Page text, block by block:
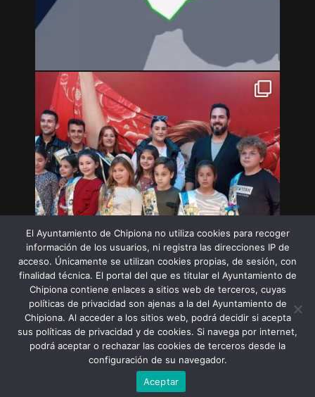
Síguenos en Instagram
El Ayuntamiento de Chipiona no utiliza cookies para recoger
información de los usuarios, ni registra las direcciones IP de
acceso. Únicamente se utilizan cookies propias, de sesión, con
finalidad técnica. El portal del que es titular el Ayuntamiento de
Chipiona contiene enlaces a sitios web de terceros, cuyas
políticas de privacidad son ajenas a la del Ayuntamiento de
Chipiona. Al acceder a los sitios web, podrá decidir si acepta
sus políticas de privacidad y de cookies. Si navega por internet,
podrá aceptar o rechazar las cookies de terceros desde la
configuración de su navegador.
Aceptar